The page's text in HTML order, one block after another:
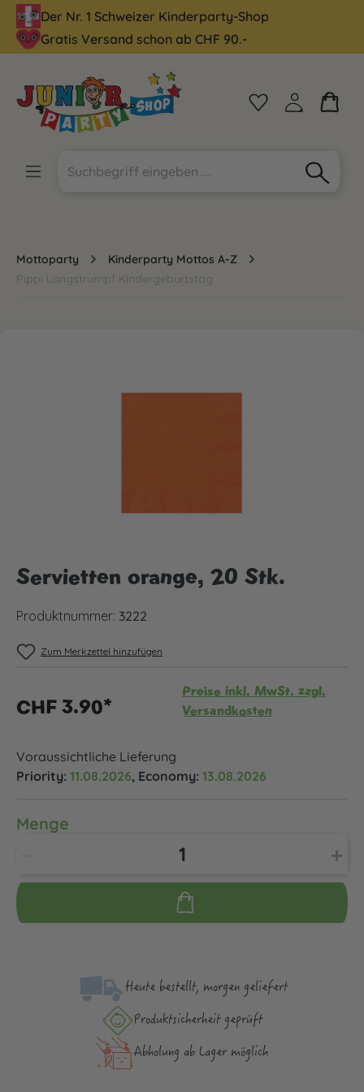
springen
Der Nr. 1 Schweizer Kinderparty-Shop
Gratis Versand schon ab CHF 90.-
Mottoparty
Kinderparty Mottos A-Z
Pippi Langstrumpf Kindergeburtstag
Servietten orange, 20 Stk.
Produktnummer: 3222
Zum Merkzettel hinzufügen
CHF 3.90*
Preise inkl. MwSt. zzgl.
Versandkosten
Voraussichtliche Lieferung
Priority: 11.08.2026, Economy: 13.08.2026
Menge
Heute bestellt, morgen geliefert
Produktsicher­heit geprüft
Abholung ab Lager möglich